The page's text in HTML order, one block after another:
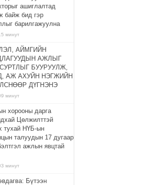
ашиглалтад
байж бид гэр
барилгажуулна
минут
АЙМГИЙН
АЖЛЫГ
БУУРУУЛЖ,
АЖ АХУЙН НЭГЖИЙН
ДҮГНЭНЭ
минут
хорооны дарга
Цөлжилттэй
тухай НҮБ-ын
талуудын 17 дугаар
ажлын явцтай
минут
Бүтээн